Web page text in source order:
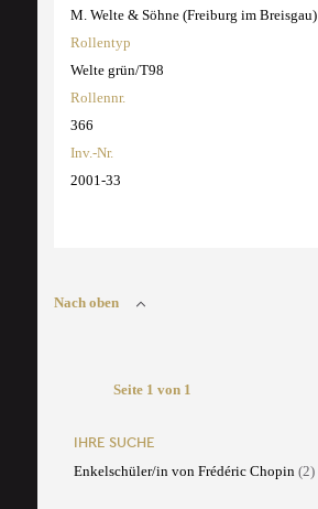
M. Welte & Söhne (Freiburg im Breisgau)
Rollentyp
Welte grün/T98
Rollennr.
366
Inv.-Nr.
2001-33
Nach oben
Seite 1 von 1
IHRE SUCHE
Enkelschüler/in von Frédéric Chopin (2)